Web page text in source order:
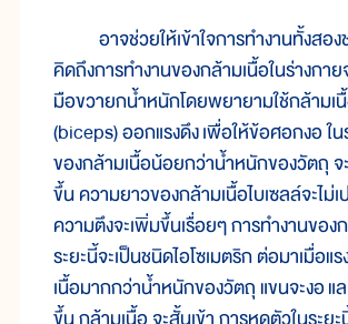
อาจช่วยให้เข้าใจการทำงานทั้งสอง
คิดถึงการทำงานของกล้ามเนื้อในร่างกาย
มือขวายกน้ำหนักโดยพยายามใช้กล้ามเ
(biceps) ออกแรงดึงเพื่อให้ข้อศอกงอ ใน
ของกล้ามเนื้อน้อยกว่าน้ำหนักของวัตถุ จะ
ขึ้น ความยาวของกล้ามเนื้อไบเซลล์จะไม่
ความตึงจะเพิ่มขึ้นเรื่อยๆ การทำงานของ
ระยะนี้จะเป็นชนิดไอโซเมตริก ต่อมาเมื่อแร
เนื้อมากกว่าน้ำหนักของวัตถุ แขนจะงอแ